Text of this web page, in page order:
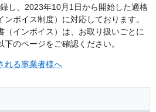
し、2023年10月1日から開始した適格
ボイス制度）に対応しております。
（インボイス）は、お取り扱いごとに
のページをご確認ください。
れる事業者様へ